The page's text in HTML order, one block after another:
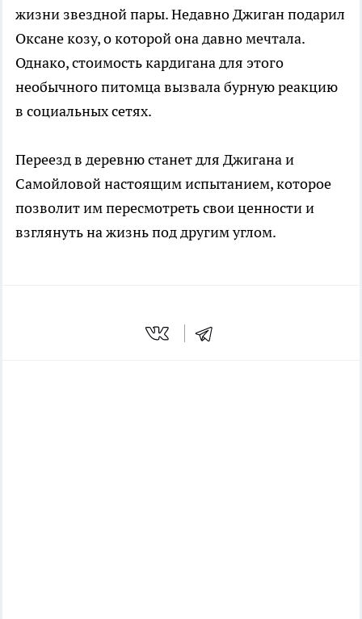
жизни звездной пары. Недавно Джиган подарил
Оксане козу, о которой она давно мечтала.
Однако, стоимость кардигана для этого
необычного питомца вызвала бурную реакцию
в социальных сетях.
Переезд в деревню станет для Джигана и
Самойловой настоящим испытанием, которое
позволит им пересмотреть свои ценности и
взглянуть на жизнь под другим углом.